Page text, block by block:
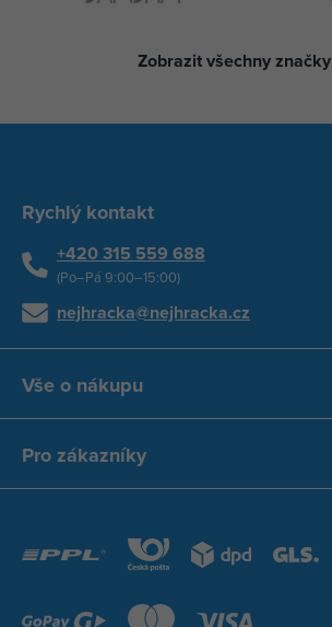
Zobrazit všechny značky
Rychlý kontakt
+420 315 559 688
(Po–Pá 9:00–15:00)
nejhracka@nejhracka.cz
Vše o nákupu
Pro zákazníky